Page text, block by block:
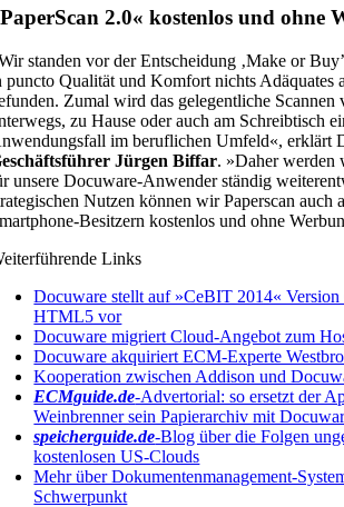
2.0« kostenlos und ohne
standen vor der Entscheidung ‚Make or
puncto Qualität und Komfort nichts Adäquates
Zumal wird das gelegentliche Scannen
zu Hause oder auch am Schreibtisch
im beruflichen Umfeld«, erklärt
Jürgen Biffar. »Daher werden
unsere Docuware-Anwender ständig
Nutzen können wir Paperscan auch
Besitzern kostenlos und ohne
Links
Docuware stellt auf »CeBIT 2014« Version
HTML5 vor
Docuware migriert Cloud-Angebot zum
Docuware akquiriert ECM-Experte
Kooperation zwischen Addison und
ECMguide.de-Advertorial: so ersetzt der
Weinbrenner sein Papierarchiv mit
speicherguide.de-Blog über die Folgen
kostenlosen US-Clouds
Mehr über Dokumentenmanagement-
Schwerpunkt